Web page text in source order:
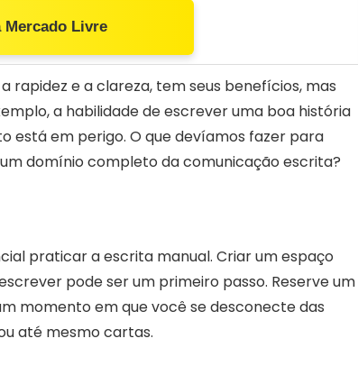
Mercado Livre
rapidez e a clareza, tem seus benefícios, mas
a habilidade de escrever uma boa história
está em perigo. O que devíamos fazer para
domínio completo da comunicação escrita?
praticar a escrita manual. Criar um espaço
pode ser um primeiro passo. Reserve um
momento em que você se desconecte das
até mesmo cartas.